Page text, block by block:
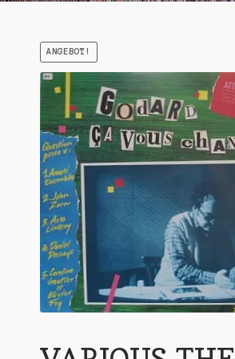
Mein Konto
ANGEBOT!